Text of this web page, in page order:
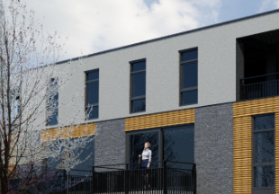
Bestaande bouw
Internationaal
Nieuwbouw
Bedrijfsaanbod